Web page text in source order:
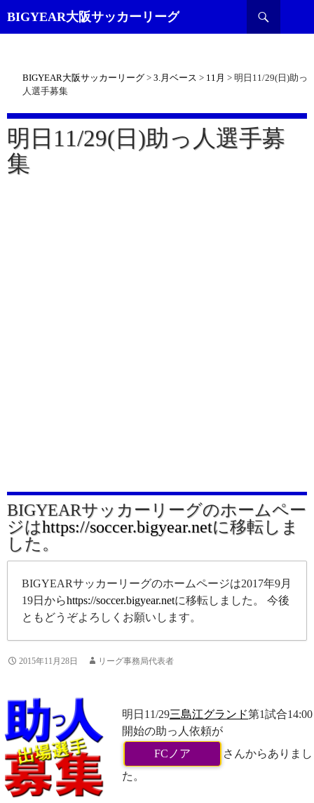
BIGYEAR大阪サッカーリーグ
索
BIGYEAR大阪サッカーリーグ > 3.月ベース > 11月 > 明日11/29(日)助っ
人選手募集
明日11/29(日)助っ人選手募
集
BIGYEARサッカーリーグのホームペー
ジはhttps://soccer.bigyear.netに移転しま
した。
BIGYEARサッカーリーグのホームページは2017年9月
19日からhttps://soccer.bigyear.netに移転しました。 今後
ともどうぞよろしくお願いします。
2015年11月28日 リーグ事務局代表者
明日11/29三島江グランド第1試合14:00
開始の助っ人依頼が
FCノア
さんからありまし
た。